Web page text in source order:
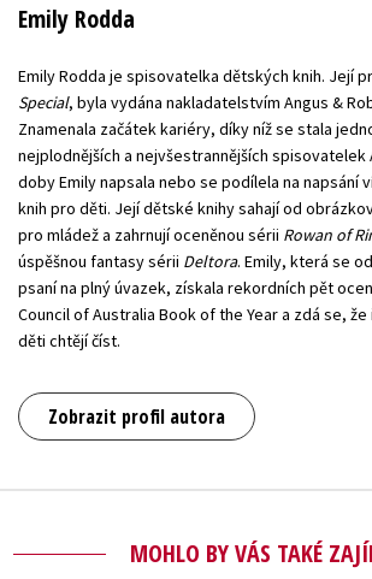
Emily Rodda
Emily Rodda je spisovatelka dětských knih. Její
Special, byla vydána nakladatelstvím Angus &
Znamenala začátek kariéry, díky níž se stala
nejplodnějších a nejvšestrannějších spisovatelek
doby Emily napsala nebo se podílela na napsání
knih pro děti. Její dětské knihy sahají od
pro mládež a zahrnují oceněnou sérii Rowan of
úspěšnou fantasy sérii Deltora. Emily, která se
psaní na plný úvazek, získala rekordních pět
Council of Australia Book of the Year a zdá se,
děti chtějí číst.
Zobrazit profil autora
MOHLO BY VÁS TAKÉ